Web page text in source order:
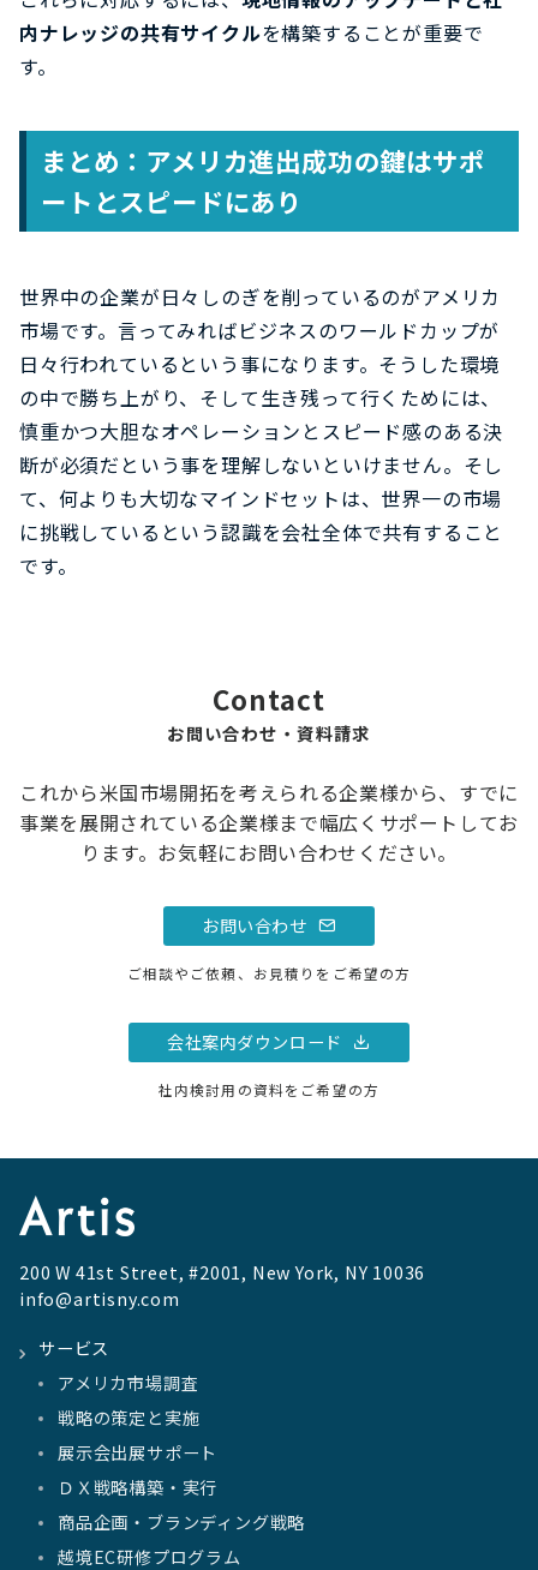
内ナレッジの共有サイクルを構築することが重要で
す。
まとめ：アメリカ進出成功の鍵はサポ
ートとスピードにあり
世界中の企業が日々しのぎを削っているのがアメリカ
市場です。言ってみればビジネスのワールドカップが
日々行われているという事になります。そうした環境
の中で勝ち上がり、そして生き残って行くためには、
慎重かつ大胆なオペレーションとスピード感のある決
断が必須だという事を理解しないといけません。そし
て、何よりも大切なマインドセットは、世界一の市場
に挑戦しているという認識を会社全体で共有すること
です。
Contact
お問い合わせ・資料請求
これから米国市場開拓を考えられる企業様から、すでに
事業を展開されている企業様まで幅広くサポートしてお
ります。お気軽にお問い合わせください。
お問い合わせ
ご相談やご依頼、お見積りをご希望の方
会社案内ダウンロード
社内検討用の資料をご希望の方
200 W 41st Street, #2001, New York, NY 10036
info@artisny.com
サービス
アメリカ市場調査
戦略の策定と実施
展示会出展サポート
ＤＸ戦略構築・実行
商品企画・ブランディング戦略
越境EC研修プログラム